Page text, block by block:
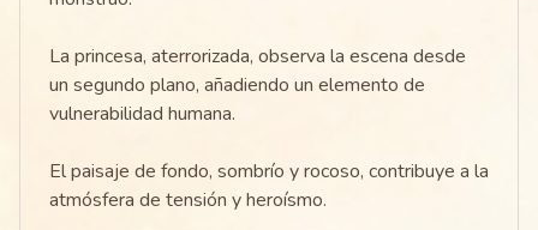
La princesa, aterrorizada, observa la escena desde
un segundo plano, añadiendo un elemento de
vulnerabilidad humana.
El paisaje de fondo, sombrío y rocoso, contribuye a la
atmósfera de tensión y heroísmo.